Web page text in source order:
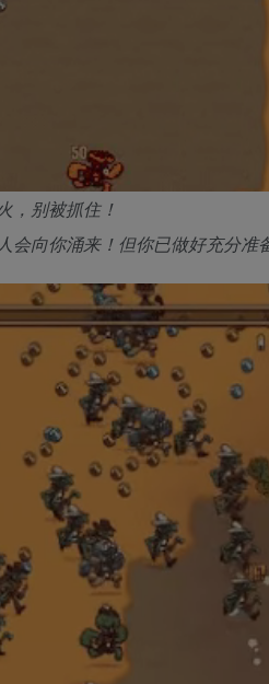
，别被抓住！
会向你涌来！但你已做好充分准